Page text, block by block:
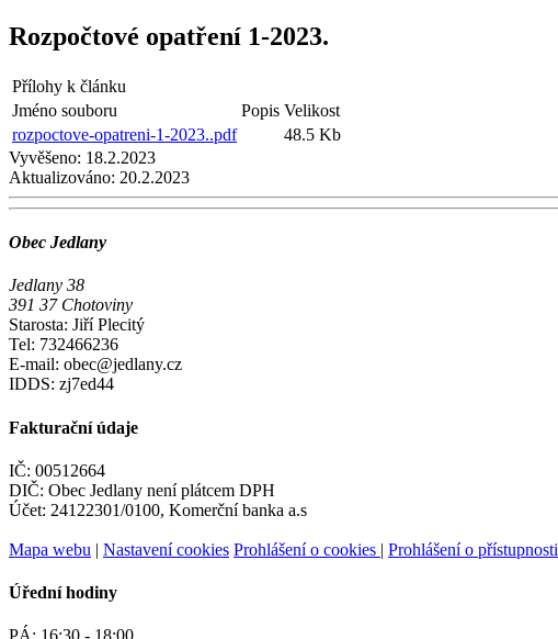
Rozpočtové opatření 1-2023.
Přílohy k článku
Jméno souboru
Popis Velikost
rozpoctove-opatreni-1-2023..pdf
48.5 Kb
Vyvěšeno: 18.2.2023
Aktualizováno: 20.2.2023
Obec Jedlany
Jedlany 38
391 37 Chotoviny
Starosta: Jiří Plecitý
Tel: 732466236
E-mail: obec@jedlany.cz
IDDS: zj7ed44
Fakturační údaje
IČ: 00512664
DIČ: Obec Jedlany není plátcem DPH
Účet: 24122301/0100, Komerční banka a.s
Mapa webu | Nastavení cookies Prohlášení o cookies | Prohlášení o přístupnosti
Úřední hodiny